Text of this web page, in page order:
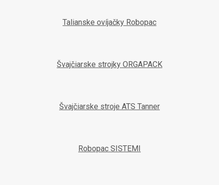
Talianske ovíjačky Robopac
Švajčiarske strojky ORGAPACK
Švajčiarske stroje ATS Tanner
Robopac SISTEMI